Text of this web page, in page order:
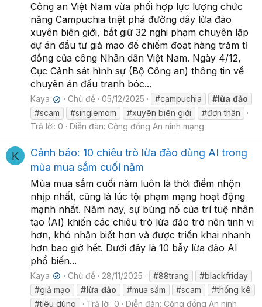
Công an Việt Nam vừa phối hợp lực lượng chức
năng Campuchia triệt phá đường dây lừa đảo
xuyên biên giới, bắt giữ 32 nghi phạm chuyên lập
dự án đầu tư giả mạo để chiếm đoạt hàng trăm tỉ
đồng của công Nhân dân Việt Nam. Ngày 4/12,
Cục Cảnh sát hình sự (Bộ Công an) thông tin về
chuyên án đấu tranh bóc...
Kaya ✔ Chủ đề 05/12/2025 #campuchia #lừa đảo
#scam
#singlemom #xuyên biên giới
#đơn thân
Trả lời: 0
Diễn đàn: Cộng đồng An ninh mạng
K
Cảnh báo: 10 chiêu trò lừa đảo dùng AI trong
mùa mua sắm cuối năm
Mùa mua sắm cuối năm luôn là thời điểm nhộn
nhịp nhất, cũng là lúc tội phạm mạng hoạt động
mạnh nhất. Năm nay, sự bùng nổ của trí tuệ nhân
tạo (AI) khiến các chiêu trò lừa đảo trở nên tinh vi
hơn, khó nhận biết hơn và được triển khai nhanh
hơn bao giờ hết. Dưới đây là 10 bẫy lừa đảo AI
phổ biến...
Kaya ✔ Chủ đề 28/11/2025 #88trang
#blackfriday
#giả mạo
#lừa đảo #mua sắm #scam
#thống kê
#tiêu dùng
Trả lời: 0 Diễn đàn: Cộng đồng An ninh